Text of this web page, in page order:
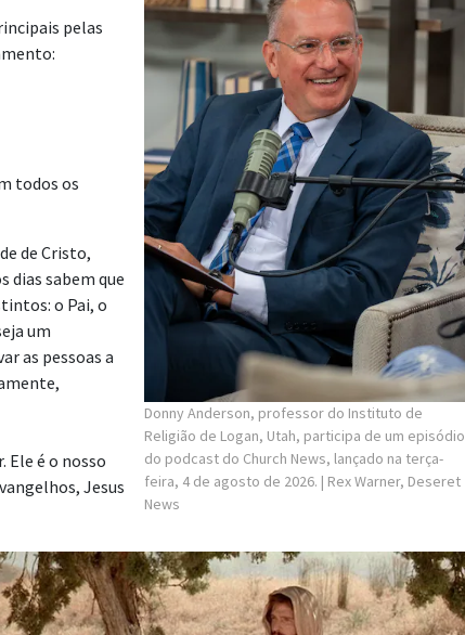
Donny Anderson, professor do Instituto de
Religião de Logan, Utah, participa de um episódio
do podcast do Church News, lançado na terça-
feira, 4 de agosto de 2026. | Rex Warner, Deseret
News
pelas
todos os
de Cristo,
dias sabem que
o Pai, o
um
as pessoas a
Ele é o nosso
Jesus